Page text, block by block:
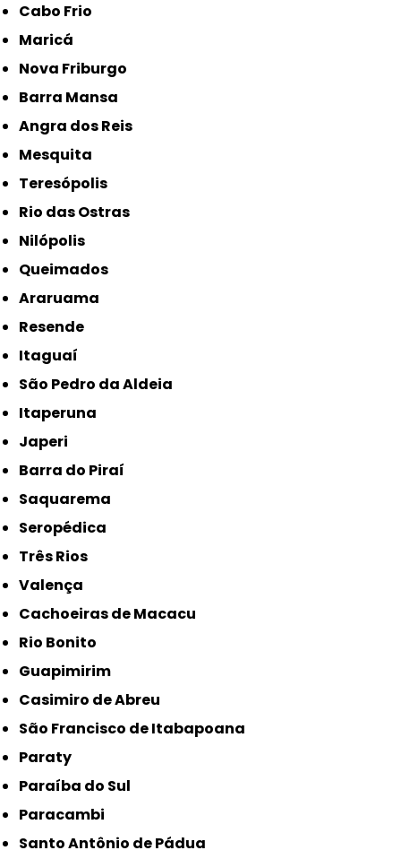
Cabo Frio
Maricá
Nova Friburgo
Barra Mansa
Angra dos Reis
Mesquita
Teresópolis
Rio das Ostras
Nilópolis
Queimados
Araruama
Resende
Itaguaí
São Pedro da Aldeia
Itaperuna
Japeri
Barra do Piraí
Saquarema
Seropédica
Três Rios
Valença
Cachoeiras de Macacu
Rio Bonito
Guapimirim
Casimiro de Abreu
São Francisco de Itabapoana
Paraty
Paraíba do Sul
Paracambi
Santo Antônio de Pádua